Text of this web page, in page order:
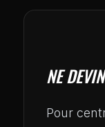
NE
Pour